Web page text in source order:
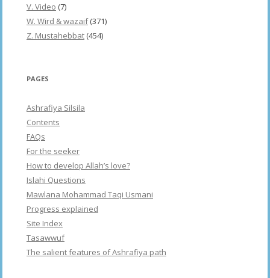
V. Video (7)
W. Wird & wazaif(371)
Z. Mustahebbat (454)
PAGES
Ashrafiya Silsila
Contents
FAQs
For the seeker
How to develop Allah’s love?
Islahi Questions
Mawlana Mohammad Taqi Usmani
Progress explained
Site Index
Tasawwuf
The salient features of Ashrafiya path